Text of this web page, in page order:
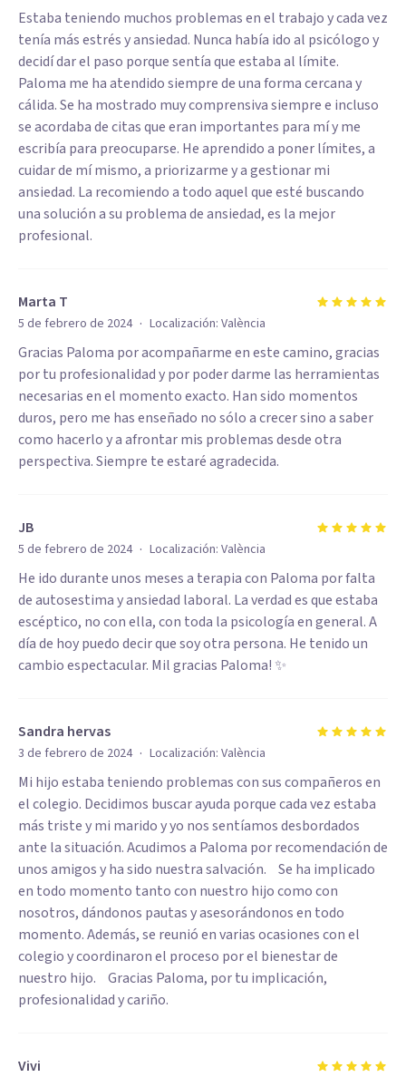
Estaba teniendo muchos problemas en el trabajo y cada vez
tenía más estrés y ansiedad. Nunca había ido al psicólogo y
decidí dar el paso porque sentía que estaba al límite.
Paloma me ha atendido siempre de una forma cercana y
cálida. Se ha mostrado muy comprensiva siempre e incluso
se acordaba de citas que eran importantes para mí y me
escribía para preocuparse. He aprendido a poner límites, a
cuidar de mí mismo, a priorizarme y a gestionar mi
ansiedad. La recomiendo a todo aquel que esté buscando
una solución a su problema de ansiedad, es la mejor
profesional.
Marta T
5 de febrero de 2024 · Localización: València
Gracias Paloma por acompañarme en este camino, gracias
por tu profesionalidad y por poder darme las herramientas
necesarias en el momento exacto. Han sido momentos
duros, pero me has enseñado no sólo a crecer sino a saber
como hacerlo y a afrontar mis problemas desde otra
perspectiva. Siempre te estaré agradecida.
JB
5 de febrero de 2024 · Localización: València
He ido durante unos meses a terapia con Paloma por falta
de autosestima y ansiedad laboral. La verdad es que estaba
escéptico, no con ella, con toda la psicología en general. A
día de hoy puedo decir que soy otra persona. He tenido un
cambio espectacular. Mil gracias Paloma! ✨
Sandra hervas
3 de febrero de 2024 · Localización: València
Mi hijo estaba teniendo problemas con sus compañeros en
el colegio. Decidimos buscar ayuda porque cada vez estaba
más triste y mi marido y yo nos sentíamos desbordados
ante la situación. Acudimos a Paloma por recomendación de
unos amigos y ha sido nuestra salvación. Se ha implicado
en todo momento tanto con nuestro hijo como con
nosotros, dándonos pautas y asesorándonos en todo
momento. Además, se reunió en varias ocasiones con el
colegio y coordinaron el proceso por el bienestar de
nuestro hijo. Gracias Paloma, por tu implicación,
profesionalidad y cariño.
Vivi